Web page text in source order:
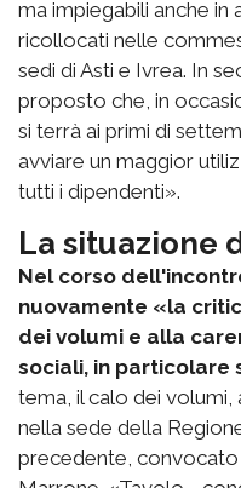
ma impiegabili anche
ricollocati nelle
sedi di Asti e Ivrea. In
proposto che, in
si terrà ai primi di
avviare un maggior
tutti i dipendenti».
La situazione
Nel corso
nuovamente «la
dei volumi e alla
sociali, in particolare
tema, il calo dei volumi,
nella sede della
precedente, convocato